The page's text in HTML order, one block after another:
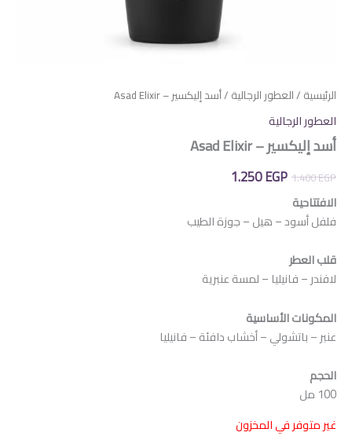
الرئيسية /العطور الرجالية / أسد إليكسير – Asad Elixir
العطور الرجالية
أسد إليكسير – Asad Elixir
1.400EGP
السعر
هو:
1.250EGP
هو:
الافتتاحية
فلفل أسود – هيل – جوزة الطيب
قلب العطر
لافندر – فانيليا – لمسة عنبرية
المكونات الأساسية
عنبر – باتشولي – أخشاب دافئة – فانيليا
الحجم
100 مل
غير متوفر في المخزون